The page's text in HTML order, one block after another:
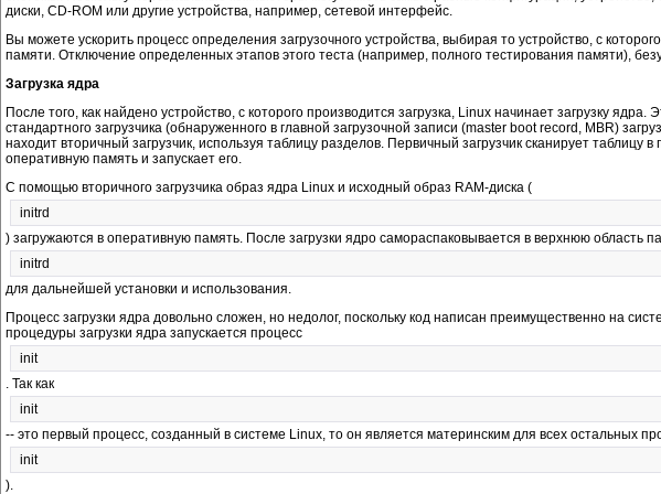
диски, CD-ROM или другие устройства, например, сетевой интерфейс.
Вы можете ускорить процесс определения загрузочного устройства, выбирая то устройство, с
памяти. Отключение определенных этапов этого теста (например, полного тестирования памяти),
Загрузка ядра
После того, как найдено устройство, с которого производится загрузка, Linux начинает загрузку
стандартного загрузчика (обнаруженного в главной загрузочной записи (master boot record, MBR)
находит вторичный загрузчик, используя таблицу разделов. Первичный загрузчик сканирует
оперативную память и запускает его.
С помощью вторичного загрузчика образ ядра Linux и исходный образ RAM-диска (
initrd
) загружаются в оперативную память. После загрузки ядро самораспаковывается в верхнюю область
initrd
для дальнейшей установки и использования.
Процесс загрузки ядра довольно сложен, но недолог, поскольку код написан преимущественно на
процедуры загрузки ядра запускается процесс
init
. Так как
init
-- это первый процесс, созданный в системе Linux, то он является материнским для всех остальных
init
).